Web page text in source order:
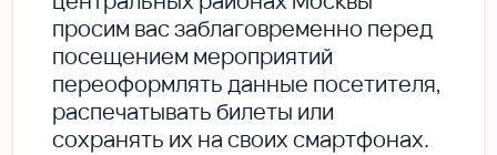
просим вас заблаговременно перед
посещением мероприятий
переоформлять данные посетителя,
распечатывать билеты или
сохранять их на своих смартфонах.